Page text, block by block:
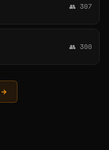
👥 307
👥 300